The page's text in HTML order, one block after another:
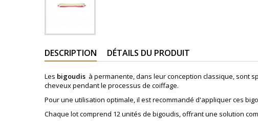
DESCRIPTION DÉTAILS DU PRODUIT
Les bigoudis à permanente, dans leur conception classique, sont
cheveux pendant le processus de coiffage.
Pour une utilisation optimale, il est recommandé d'appliquer ces
Chaque lot comprend 12 unités de bigoudis, offrant une solution